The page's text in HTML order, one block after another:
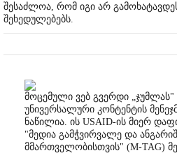
შესაძლოა, რომ იგი არ
შეხედულებებს.
მოცემული ვებ გვერდი „ჯუმლას"
უნივერსალური კონტენტის
ნაწილია. ის USAID-ის მიერ
"მედია გამჭვირვალე და
მმართველობისთვის" (M-TAG)